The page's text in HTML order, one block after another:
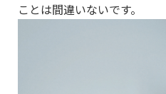
ことは間違いないです。